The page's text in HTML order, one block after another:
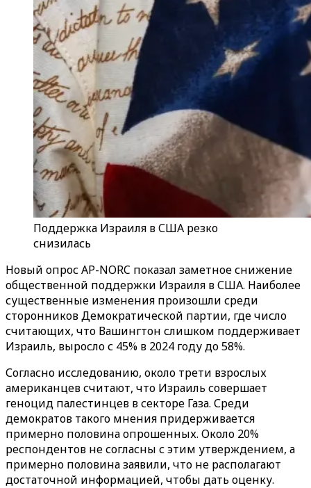
Поддержка Израиля в США резко
снизилась
Новый опрос AP-NORC показал заметное снижение
общественной поддержки Израиля в США. Наиболее
существенные изменения произошли среди
сторонников Демократической партии, где число
считающих, что Вашингтон слишком поддерживает
Израиль, выросло с 45% в 2024 году до 58%.
Согласно исследованию, около трети взрослых
американцев считают, что Израиль совершает
геноцид палестинцев в секторе Газа. Среди
демократов такого мнения придерживается
примерно половина опрошенных. Около 20%
респондентов не согласны с этим утверждением, а
примерно половина заявили, что не располагают
достаточной информацией, чтобы дать оценку.